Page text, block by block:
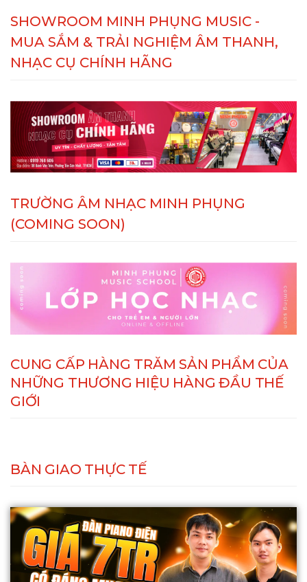
SHOWROOM MINH PHỤNG MUSIC -
MUA SẮM & TRẢI NGHIỆM ÂM THANH,
NHẠC CỤ CHÍNH HÃNG
TRƯỜNG ÂM NHẠC MINH PHỤNG
(COMING SOON)
CUNG CẤP HÀNG TRĂM SẢN PHẨM CỦA
NHỮNG THƯƠNG HIỆU HÀNG ĐẦU THẾ
GIỚI
BÀN GIAO THỰC TẾ